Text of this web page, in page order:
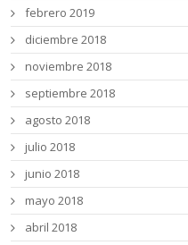
febrero 2019
diciembre 2018
noviembre 2018
septiembre 2018
agosto 2018
julio 2018
junio 2018
mayo 2018
abril 2018